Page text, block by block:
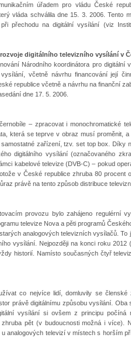
úřadem pro vládu České
vláda schválila dne 15. 3. 2006. Tento
přechodu na digitální vysílání (viz
digitálního televizního vysílání v
Národního koordinátora pro
včetně návrhu financování její
republice včetně a návrhu na finanční
dne 17. 5. 2006.
– zpracovat i monochromatické
která se teprve v obraz musí proměnit,
zařízení, tzv. set top box. Díky
digitálního vysílání (označovaného
kabelové televize (DVB-C) – pokud
v České republice zhruba 80 procent
právě na tento způsob distribuce
provozu bylo zahájeno regulérní
televize Nova a pěti programů
analogových televizních vysílačů.
vysílání. Nejpozději na konci roku
historií. Namísto současných čtyř
co nejvíce lidí, domluvily se
právě digitálnímu způsobu vysílání.
vysílání si ovšem z principu počíná
pět (v budoucnosti možná i více).
analogových televizí v místech s horším